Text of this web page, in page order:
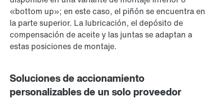
«bottom up»; en este caso, el piñón se encuentra en
la parte superior. La lubricación, el depósito de
compensación de aceite y las juntas se adaptan a
estas posiciones de montaje.
Soluciones de accionamiento
personalizables de un solo proveedor